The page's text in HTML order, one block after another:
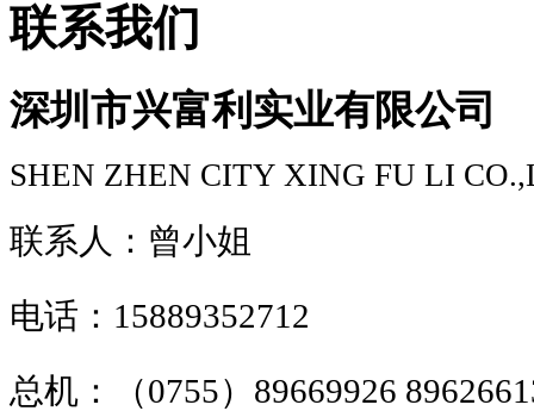
联系我们
深圳市兴富利实业有限公司
SHEN ZHEN CITY XING FU LI
联系人：曾小姐
电话：15889352712
总机：（0755）89669926